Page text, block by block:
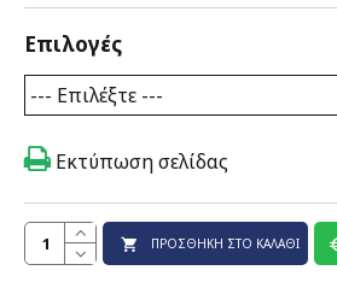
Επιλογές
ΠΡΟΣΘΉΚΗ ΣΤΟ ΚΑΛΆΘΙ
Εκτύπωση σελίδας